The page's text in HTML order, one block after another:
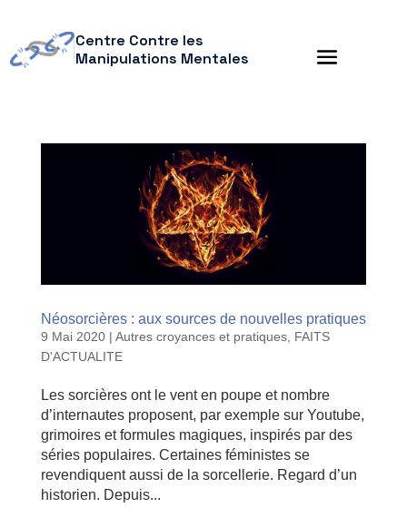
Centre Contre les
Manipulations Mentales
Néosorcières : aux sources de nouvelles pratiques
9 Mai 2020| Autres croyances et pratiques, FAITS
D'ACTUALITE
Les sorcières ont le vent en poupe et nombre
d’internautes proposent, par exemple sur Youtube,
grimoires et formules magiques, inspirés par des
séries populaires. Certaines féministes se
revendiquent aussi de la sorcellerie. Regard d’un
historien. Depuis...